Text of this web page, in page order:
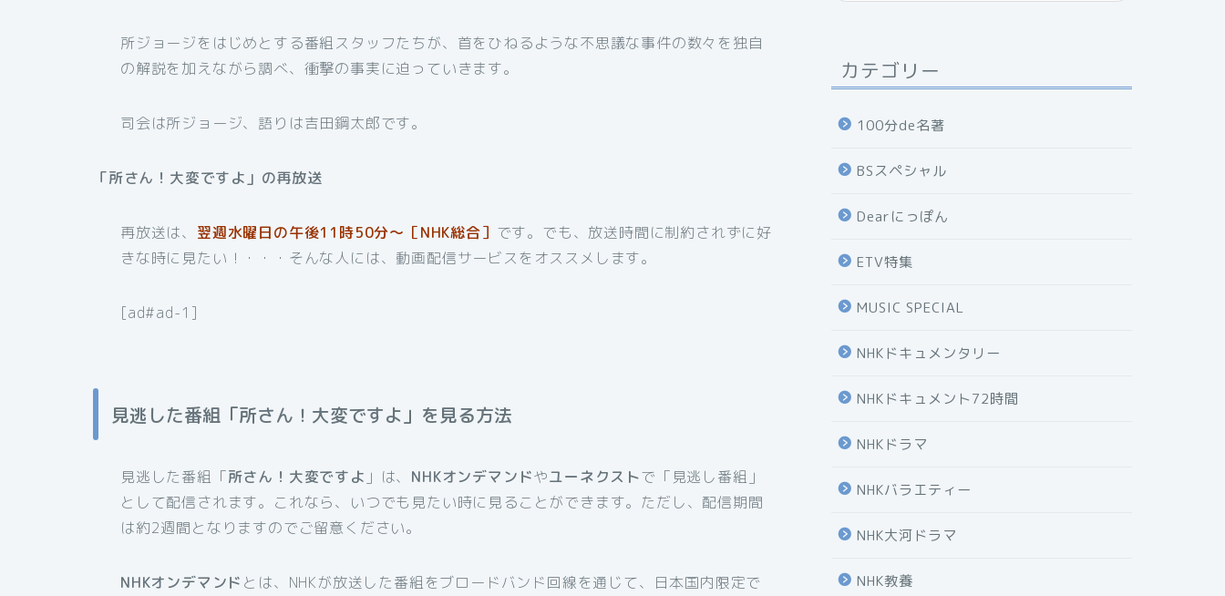
所ジョージをはじめとする番組スタッフたちが、首をひねるような不思議な事件の数々を独自
の解説を加えながら調べ、衝撃の事実に迫っていきます。
司会は所ジョージ、語りは吉田鋼太郎です。
「所さん！大変ですよ」の再放送
再放送は、 翌週水曜日の午後11時50分～［NHK総合］ です。でも、放送時間に制約されずに好
きな時に見たい！・・・そんな人には、動画配信サービスをオススメします。
[ad#ad-1]
見逃した番組「所さん！大変ですよ」を見る方法
見逃した番組「所さん！大変ですよ 」は、 NHKオンデマンドやユーネクストで「見逃し番組」
として配信されます。これなら、いつでも見たい時に見ることができます。ただし、配信期間
は約2週間となりますのでご留意ください。
NHKオンデマンド とは、NHKが放送した番組をブロードバンド回線を通じて、日本国内限定で
カテゴリー
100分de名著
BSスペシャル
Dearにっぽん
ETV特集
MUSIC SPECIAL
NHKドキュメンタリー
NHKドキュメント72時間
NHKドラマ
NHKバラエティー
NHK大河ドラマ
NHK教養